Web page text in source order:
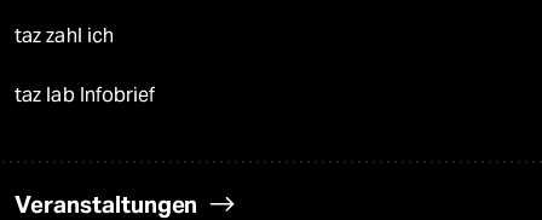
taz zahl ich
taz lab Infobrief
Veranstaltungen